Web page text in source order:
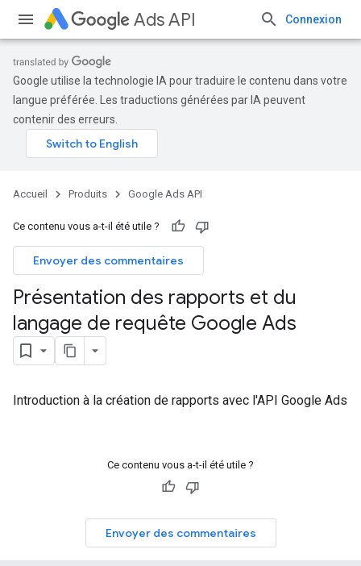
Ads API Connexion
Google utilise la technologie IA pour traduire le contenu dans votre
langue préférée. Les traductions générées par IA peuvent
contenir des erreurs.
Accueil Produits Google Ads API
Ce contenu vous a-t-il été utile ?
Envoyer des commentaires
Présentation des rapports et du
langage de requête Google Ads
Introduction à la création de rapports avec l'API Google Ads
Ce contenu vous a-t-il été utile ?
Envoyer des commentaires